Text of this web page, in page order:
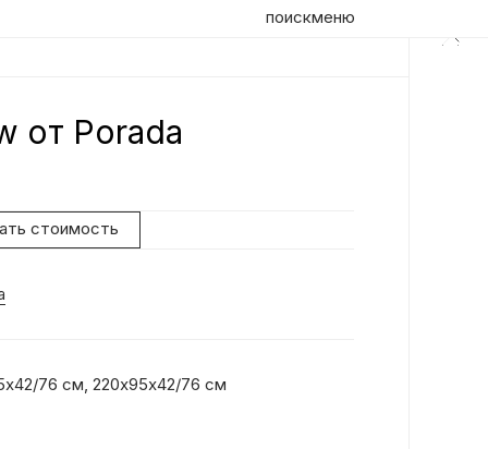
поискменю
от Porada
стоимость
76 см, 220х95х42/76 см